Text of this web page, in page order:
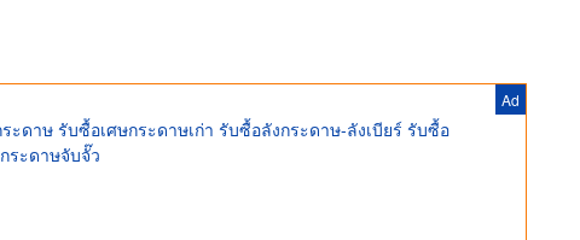
Ad
ดาษ รับซื้อเศษกระดาษเก่า รับซื้อลังกระดาษ-ลังเบียร์ รับซื้อ
ระดาษจับจั๊ว